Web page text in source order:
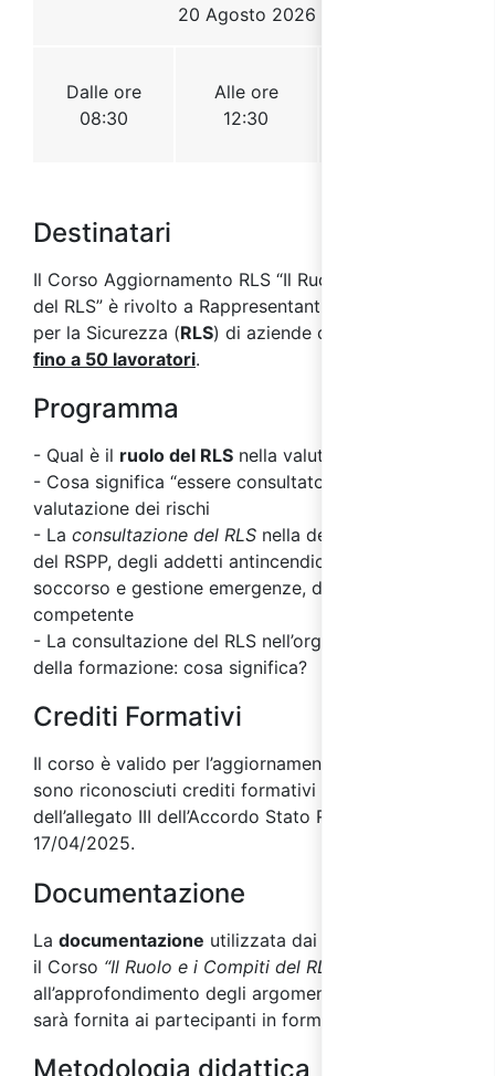
Destinatari
Il Corso Aggiornamento RLS “Il Ruolo e i Compiti
del RLS” è rivolto a Rappresentanti dei Lavoratori
per la Sicurezza (RLS) di aziende che occupano
fino a 50 lavoratori.
Programma
- Qual è il ruolo del RLS nella valutazione dei rischi
- Cosa significa “essere consultato” in merito alla
valutazione dei rischi
- La consultazione del RLS nella designazione
del RSPP, degli addetti antincendio, primo
soccorso e gestione emergenze, del medico
competente
- La consultazione del RLS nell’organizzazione
della formazione: cosa significa?
Crediti Formativi
Il corso è valido per l’aggiornamento RLS. Inoltre
sono riconosciuti crediti formativi ai sensi
dell’allegato III dell’Accordo Stato Regioni del
17/04/2025.
Documentazione
La documentazione utilizzata dai docenti durante
il Corso “Il Ruolo e i Compiti del RLS”
all’approfondimento degli argomenti affrontati,
sarà fornita ai partecipanti in formato digitale.
Metodologia didattica